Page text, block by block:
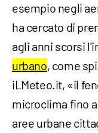
esempio negli
ha cercato di
agli anni scorsi
urbano, come
iLMeteo.it, «il
microclima fino a
aree urbane